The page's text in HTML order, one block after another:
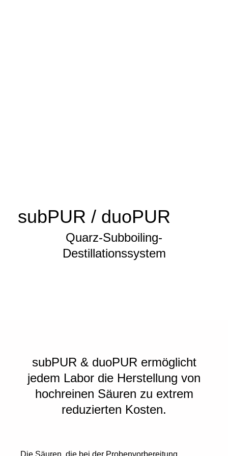
subPUR / duoPUR
Quarz-Subboiling-
Destillationssystem
subPUR & duoPUR ermöglicht
jedem Labor die Herstellung von
hochreinen Säuren zu extrem
reduzierten Kosten.
Die Säuren, die bei der Probenvorbereitung